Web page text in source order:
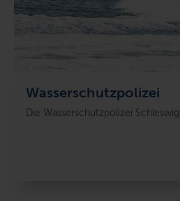
Wasserschutzpolizei
Die Wasserschutzpolizei